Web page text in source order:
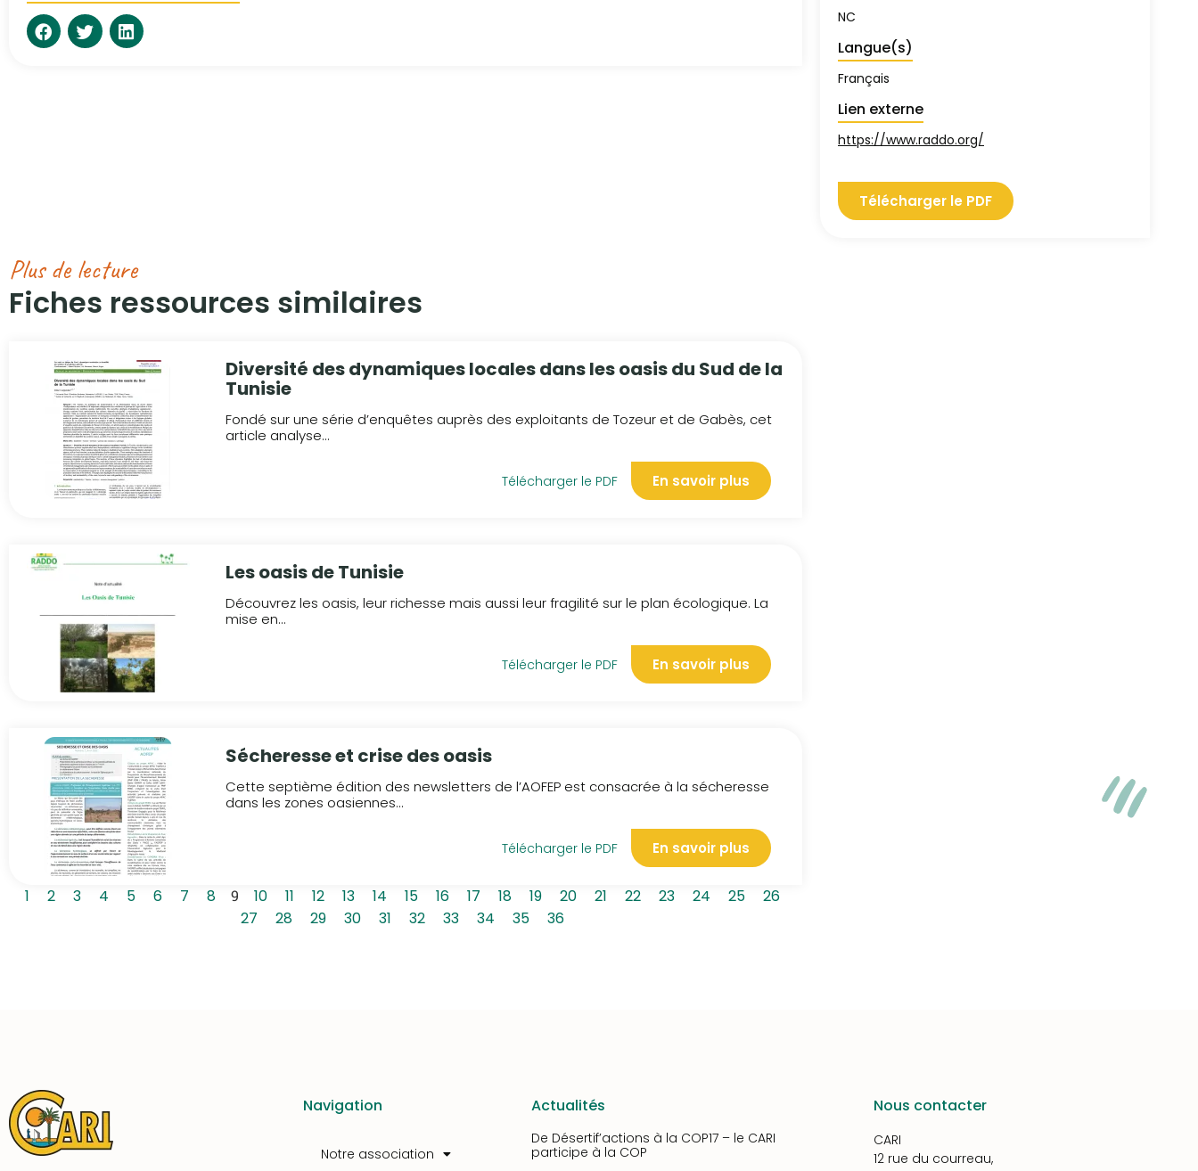
NC
Langue(s)
Français
Lien externe
https://www.raddo.org/
Télécharger le PDF
Plus de lecture
Fiches ressources similaires​
Diversité des dynamiques locales dans les oasis du Sud de la
Tunisie
Fondé sur une série d’enquêtes auprès des exploitants de Tozeur et de Gabès, cet
article analyse...
Télécharger le PDF En savoir plus
Les oasis de Tunisie
Découvrez les oasis, leur richesse mais aussi leur fragilité sur le plan écologique. La
mise en...
Télécharger le PDF En savoir plus
Sécheresse et crise des oasis
Cette septième édition des newsletters de l’AOFEP est consacrée à la sécheresse
dans les zones oasiennes...
Télécharger le PDF En savoir plus
1 2 3 4 5 6 7 8 9 10 11 12 13 14 15 16 17 18 19 20 21 22 23 24 25
26
27
28 29 30 31 32 33 34 35 36
Navigation
Notre association
Actualités
De Désertif’actions à la COP17 – le CARI
participe à la COP
Nous contacter
CARI
12 rue du courreau,